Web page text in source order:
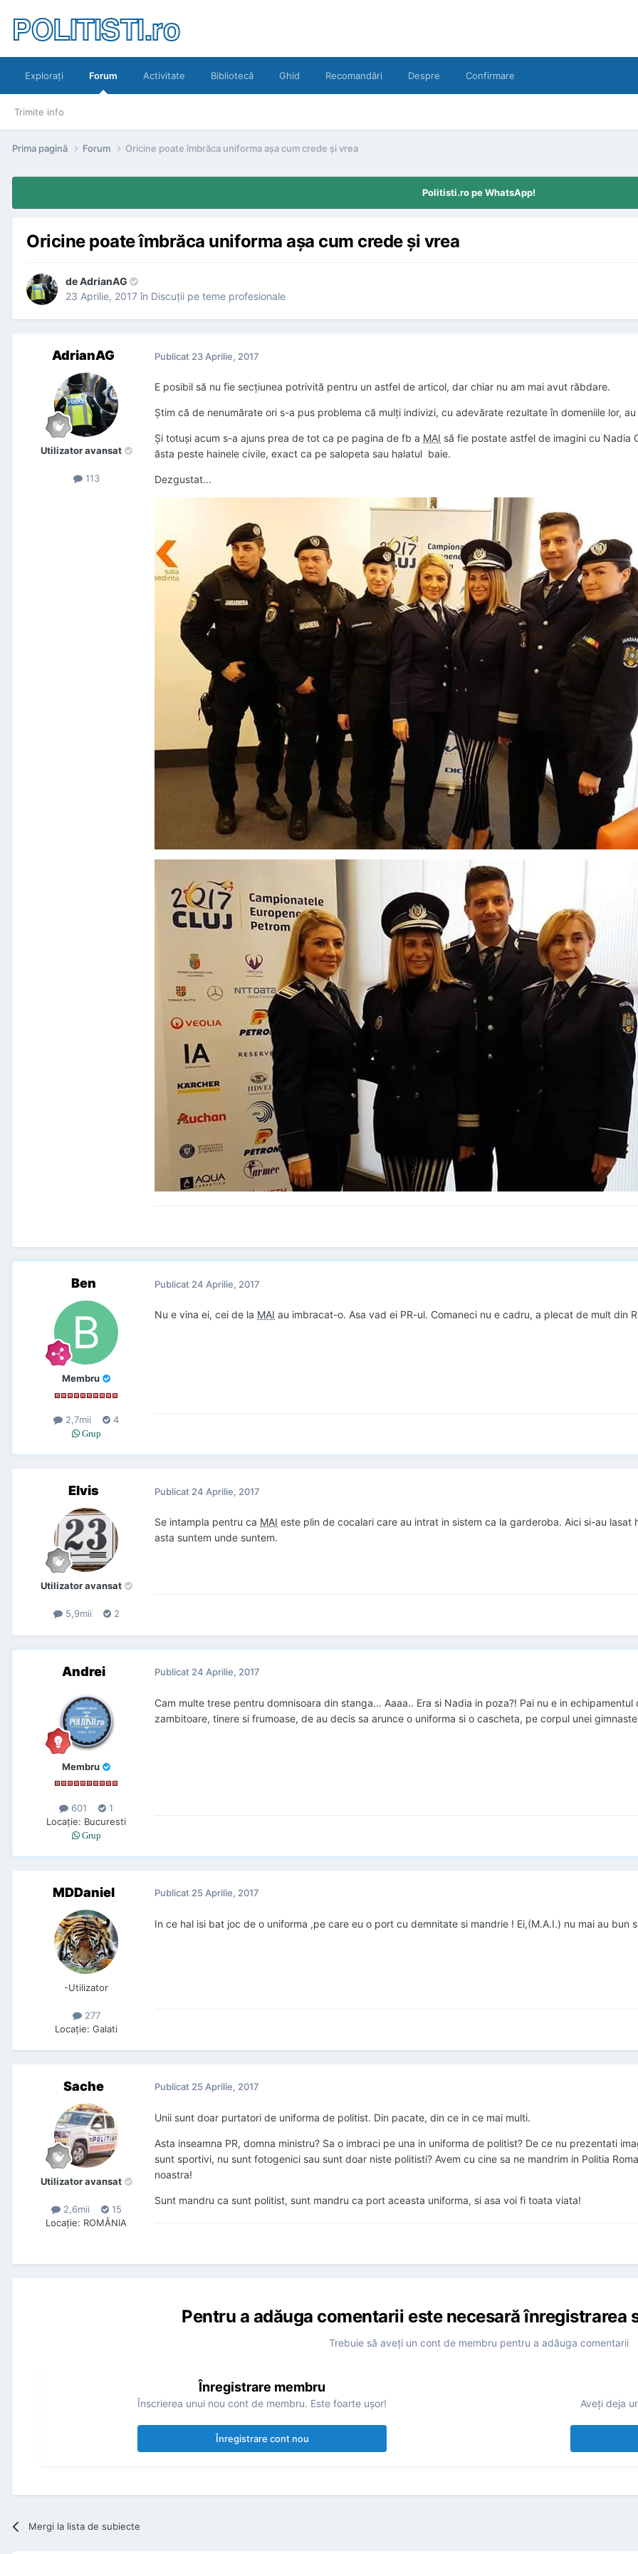
POLITISTI.ro
Exploraţi Forum
Trimite info
Activitate Bibliotecă Ghid Recomandări Despre Confirmare
Prima pagină Forum Oricine poate îmbrăca uniforma aşa cum crede şi vrea
Politisti.ro pe WhatsApp!
Oricine poate îmbrăca uniforma aşa cum crede şi vrea
deAdrianAG
23 Aprilie, 2017în Discuţii pe teme profesionale
AdrianAG
Utilizator avansat
113
Publicat 23 Aprilie, 2017
E posibil să nu fie secțiunea potrivită pentru un astfel de articol, dar chiar nu am mai avut răbdare.
Ştim că de nenumărate ori s-a pus problema că mulți indivizi, cu adevărate rezultate în domeniile lor,
Şi totuşi acum s-a ajuns prea de tot ca pe pagina de fb a MAI să fie postate astfel de imagini cu Nadia
ăsta peste hainele civile, exact ca pe salopeta sau halatul baie.
Dezgustat...
Ben
Membru
2,7mii 4
Grup
Publicat 24 Aprilie, 2017
Nu e vina ei, cei de la MAI au imbracat-o. Asa vad ei PR-ul. Comaneci nu e cadru, a plecat de mult din
Elvis
Utilizator avansat
5,9mii 2
Publicat 24 Aprilie, 2017
Se intampla pentru ca MAI este plin de cocalari care au intrat in sistem ca la garderoba. Aici si-au
asta suntem unde suntem.
Andrei
Membru
601
1
Locaţie: Bucuresti
Grup
Publicat 24 Aprilie, 2017
Cam multe trese pentru domnisoara din stanga... Aaaa.. Era si Nadia in poza?! Pai nu e in
zambitoare, tinere si frumoase, de au decis sa arunce o uniforma si o cascheta, pe corpul unei
MDDaniel
-Utilizator
277
Locaţie: Galati
Publicat 25 Aprilie, 2017
In ce hal isi bat joc de o uniforma ,pe care eu o port cu demnitate si mandrie ! Ei,(M.A.I.) nu mai au bun
Sache
Utilizator avansat
2,6mii
15
Locaţie: ROMÂNIA
Publicat 25 Aprilie, 2017
Unii sunt doar purtatori de uniforma de politist. Din pacate, din ce in ce mai multi.
Asta inseamna PR, domna ministru? Sa o imbraci pe una in uniforma de politist? De ce nu prezentati
sunt sportivi, nu sunt fotogenici sau sunt doar niste politisti? Avem cu cine sa ne mandrim in Politia
noastra!
Sunt mandru ca sunt politist, sunt mandru ca port aceasta uniforma, si asa voi fi toata viata!
Pentru a adăuga comentarii este necesară înregistrarea
Trebuie să aveţi un cont de membru pentru a adăuga comentarii
Înregistrare membru
Înscrierea unui nou cont de membru. Este foarte uşor!
Înregistrare cont nou
Aveţi deja
Mergi la lista de subiecte